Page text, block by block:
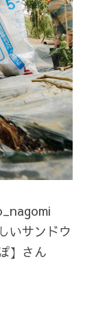
いサンドウ
】さん